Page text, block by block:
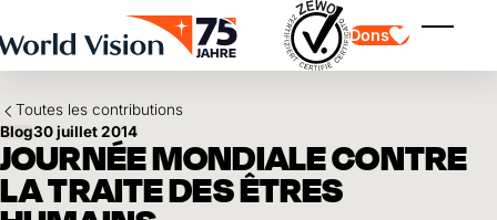
Dons
Toutes les contributions
Blog30 juillet 2014
JOURNÉE MONDIALE CONTRE
LA TRAITE DES ÊTRES